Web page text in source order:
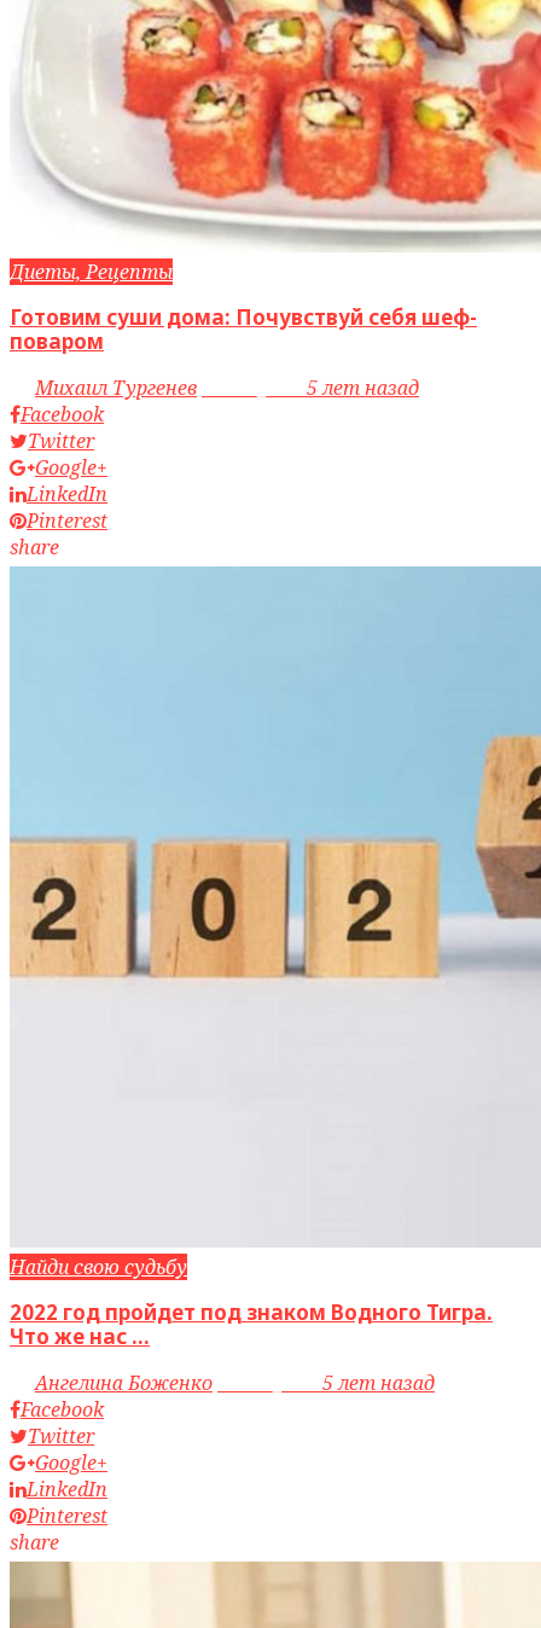
Диеты, Рецепты
Готовим суши дома: Почувствуй себя шеф-
поваром
byМихаил Тургенев
5 лет назад
Facebook
Twitter
Google+
LinkedIn
Pinterest
share
Найди свою судьбу
2022 год пройдет под знаком Водного Тигра.
Что же нас ...
byАнгелина Боженко
5 лет назад
Facebook
Twitter
Google+
LinkedIn
Pinterest
share